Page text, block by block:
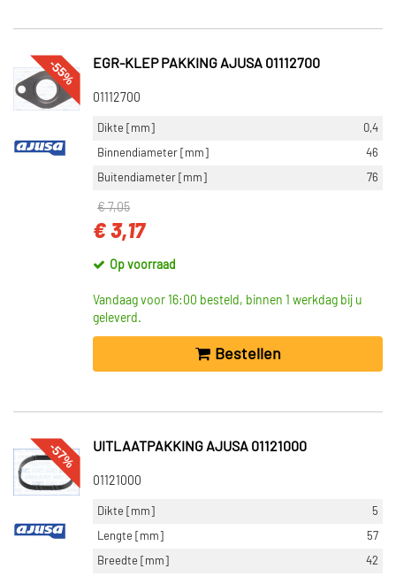
-55% EGR-KLEP PAKKING AJUSA 01112700
01112700
Dikte [mm]
0,4
Binnendiameter [mm]
46
Buitendiameter [mm]
76
€ 7,05
€ 3,17
Op voorraad
Vandaag voor 16:00 besteld, binnen 1 werkdag bij u
geleverd.
Bestellen
-57% UITLAATPAKKING AJUSA 01121000
01121000
Dikte [mm]
5
Lengte [mm]
57
Breedte [mm]
42